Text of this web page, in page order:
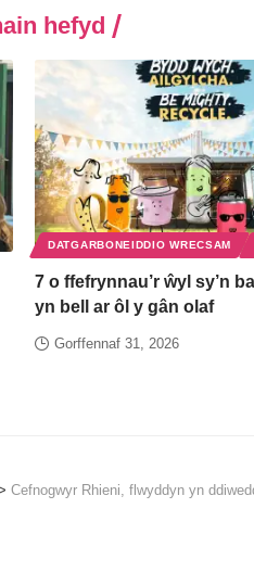
hefyd
DATGARBONEIDDIO WRECSAM
7 o ffefrynnau’r ŵyl sy’n
yn bell ar ôl y gân olaf
Gorffennaf 31, 2026
Cefnogwyr Rhieni, flwyddyn yn